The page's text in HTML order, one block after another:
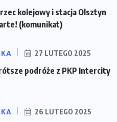
kolejowy i stacja Olsztyn
(komunikat)
27 LUTEGO 2025
podróże z PKP Intercity
26 LUTEGO 2025